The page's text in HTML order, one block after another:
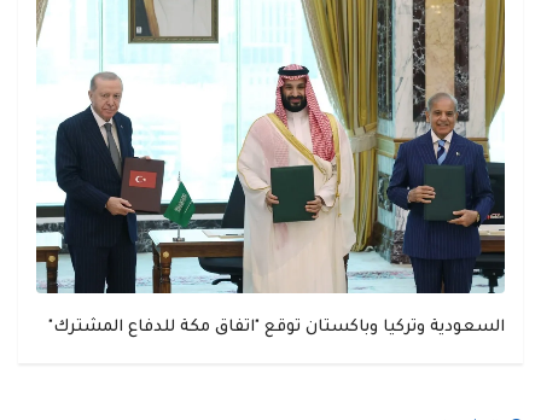
السعودية وتركيا وباكستان توقع "اتفاق مكة للدفاع المشترك"